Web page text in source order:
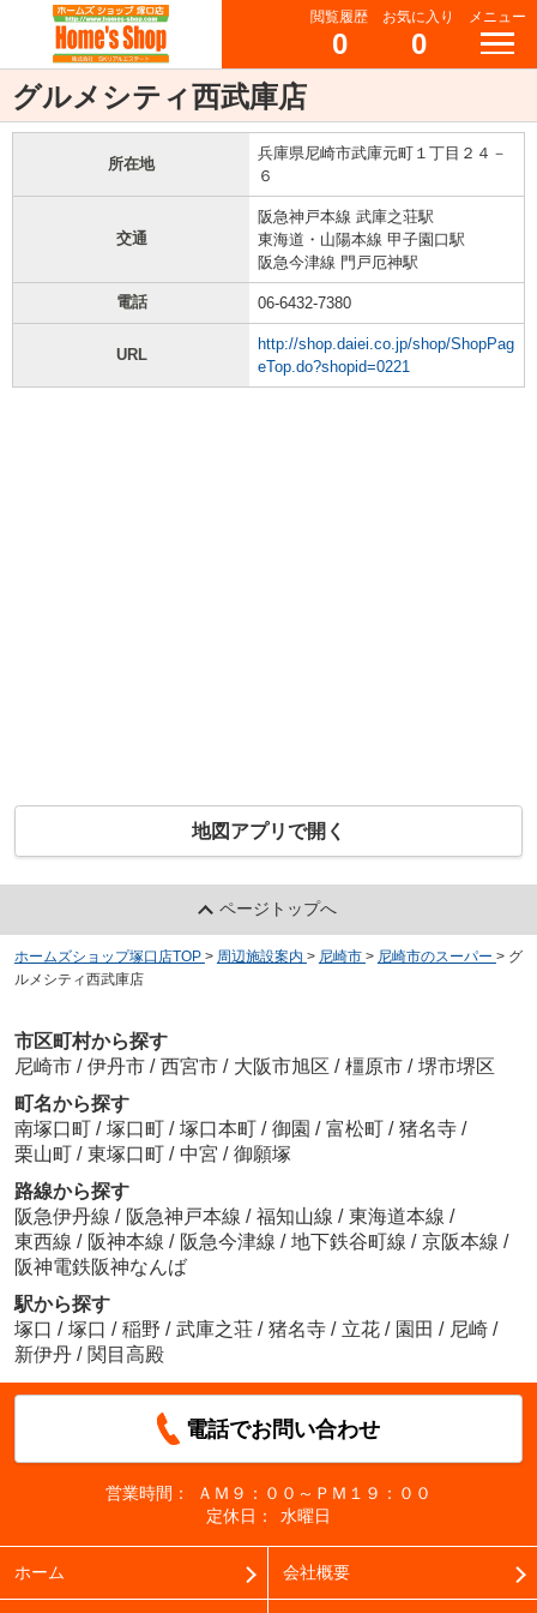
閲覧履歴
0
お気に入り
0
メニュー
グルメシティ西武庫店
所在地
兵庫県尼崎市武庫元町１丁目２４－
６
交通
阪急神戸本線 武庫之荘駅
東海道・山陽本線 甲子園口駅
阪急今津線 門戸厄神駅
電話 06-6432-7380
URL
http://shop.daiei.co.jp/shop/ShopPag
eTop.do?shopid=0221
地図アプリで開く
ページトップへ
ホームズショップ塚口店TOP > 周辺施設案内 > 尼崎市 > 尼崎市のスーパー > グ
ルメシティ西武庫店
市区町村から探す
尼崎市 / 伊丹市 / 西宮市 / 大阪市旭区 / 橿原市 / 堺市堺区
町名から探す
南塚口町 / 塚口町 / 塚口本町 / 御園 / 富松町 / 猪名寺 /
栗山町 / 東塚口町 / 中宮 / 御願塚
路線から探す
阪急伊丹線 / 阪急神戸本線 / 福知山線 / 東海道本線 /
東西線 / 阪神本線 / 阪急今津線 / 地下鉄谷町線 / 京阪本線 /
阪神電鉄阪神なんば
駅から探す
塚口 / 塚口 / 稲野 / 武庫之荘 / 猪名寺 / 立花 / 園田 / 尼崎 /
新伊丹 / 関目高殿
電話でお問い合わせ
営業時間：
ＡＭ９：００～ＰＭ１９：００
定休日：
水曜日
ホーム 会社概要